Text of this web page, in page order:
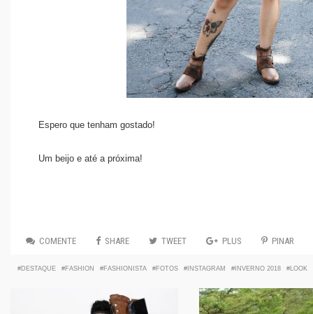
Espero que tenham gostado!
Um beijo e até a próxima!
COMENTE SHARE TWEET PLUS PINAR
DESTAQUE FASHION FASHIONISTA FOTOS INSTAGRAM INVERNO 2018 LOOK